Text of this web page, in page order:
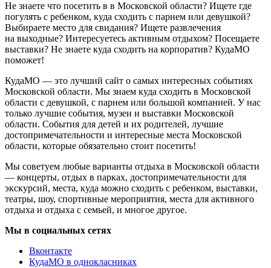
Не знаете что посетить в в Московской области? Ищете где
погулять с ребенком, куда сходить с парнем или девушкой?
Выбираете место для свидания? Ищете развлечения
на выходные? Интересуетесь активным отдыхом? Посещаете
выставки? Не знаете куда сходить на корпоратив? КудаМО
поможет!
КудаМО — это лучший сайт о самых интересных событиях
Московской области. Мы знаем куда сходить в Московской
области с девушкой, с парнем или большой компанией. У нас
только лучшие события, музеи и выставки Московской
области. События для детей и их родителей, лучшие
достопримечательности и интересные места Московской
области, которые обязательно стоит посетить!
Мы советуем любые варианты отдыха в Московской области
— концерты, отдых в парках, достопримечательности для
экскурсий, места, куда можно сходить с ребенком, выставки,
театры, шоу, спортивные мероприятия, места для активного
отдыха и отдыха с семьей, и многое другое.
Мы в социальных сетях
Вконтакте
КудаМО в однокласниках